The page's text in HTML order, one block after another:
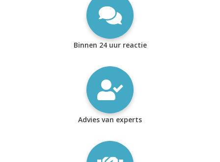
Binnen 24 uur reactie
Advies van experts